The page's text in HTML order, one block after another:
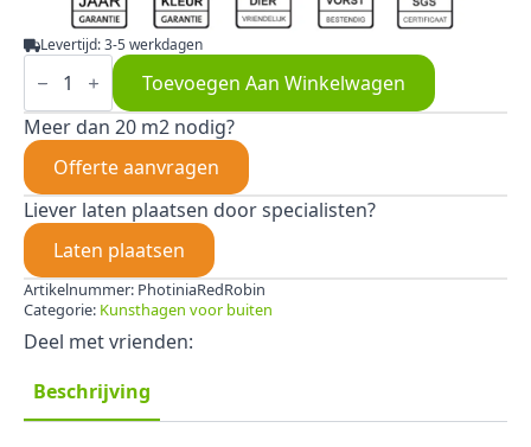
Levertijd: 3-5 werkdagen
Photinia
Red
aantal
Toevoegen Aan Winkelwagen
Meer dan 20 m2 nodig?
Offerte aanvragen
Liever laten plaatsen door specialisten?
Laten plaatsen
Artikelnummer: PhotiniaRedRobin
Categorie: Kunsthagen voor buiten
Deel met vrienden:
Beschrijving